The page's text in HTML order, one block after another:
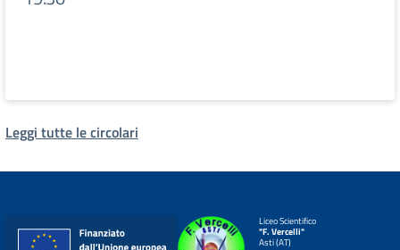
Leggi tutte le circolari
Liceo Scientifico
"F. Vercelli"
Asti (AT)